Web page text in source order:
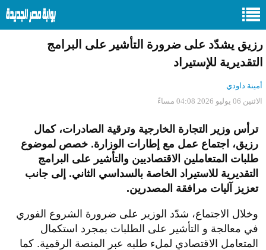
رزيق يشدّد على ضرورة التأشير على البرامج
التقديرية للإستيراد
أمينة داودي
الاثنين 06 يوليو 2026 04:08 مساءً
ترأس وزير التجارة الخارجية وترقية الصادرات، كمال
رزيق، اجتماع عمل مع إطارات الوزارة. خصص لموضوع
طلبات المتعاملين الاقتصاديين والتأشير على البرامج
التقديرية للاستيراد الخاصة بالسداسي الثاني. إلى جانب
تعزيز آليات مرافقة المصدرين.
وخلال الاجتماع، شدّد الوزير على ضرورة الشروع الفوري
في معالجة و التأشير على الطلبات بمجرد استكمال
المتعامل الاقتصادي لملء طلبه عبر المنصة الرقمية. كما